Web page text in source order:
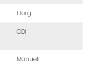
1 förg.
CDI
Manuell